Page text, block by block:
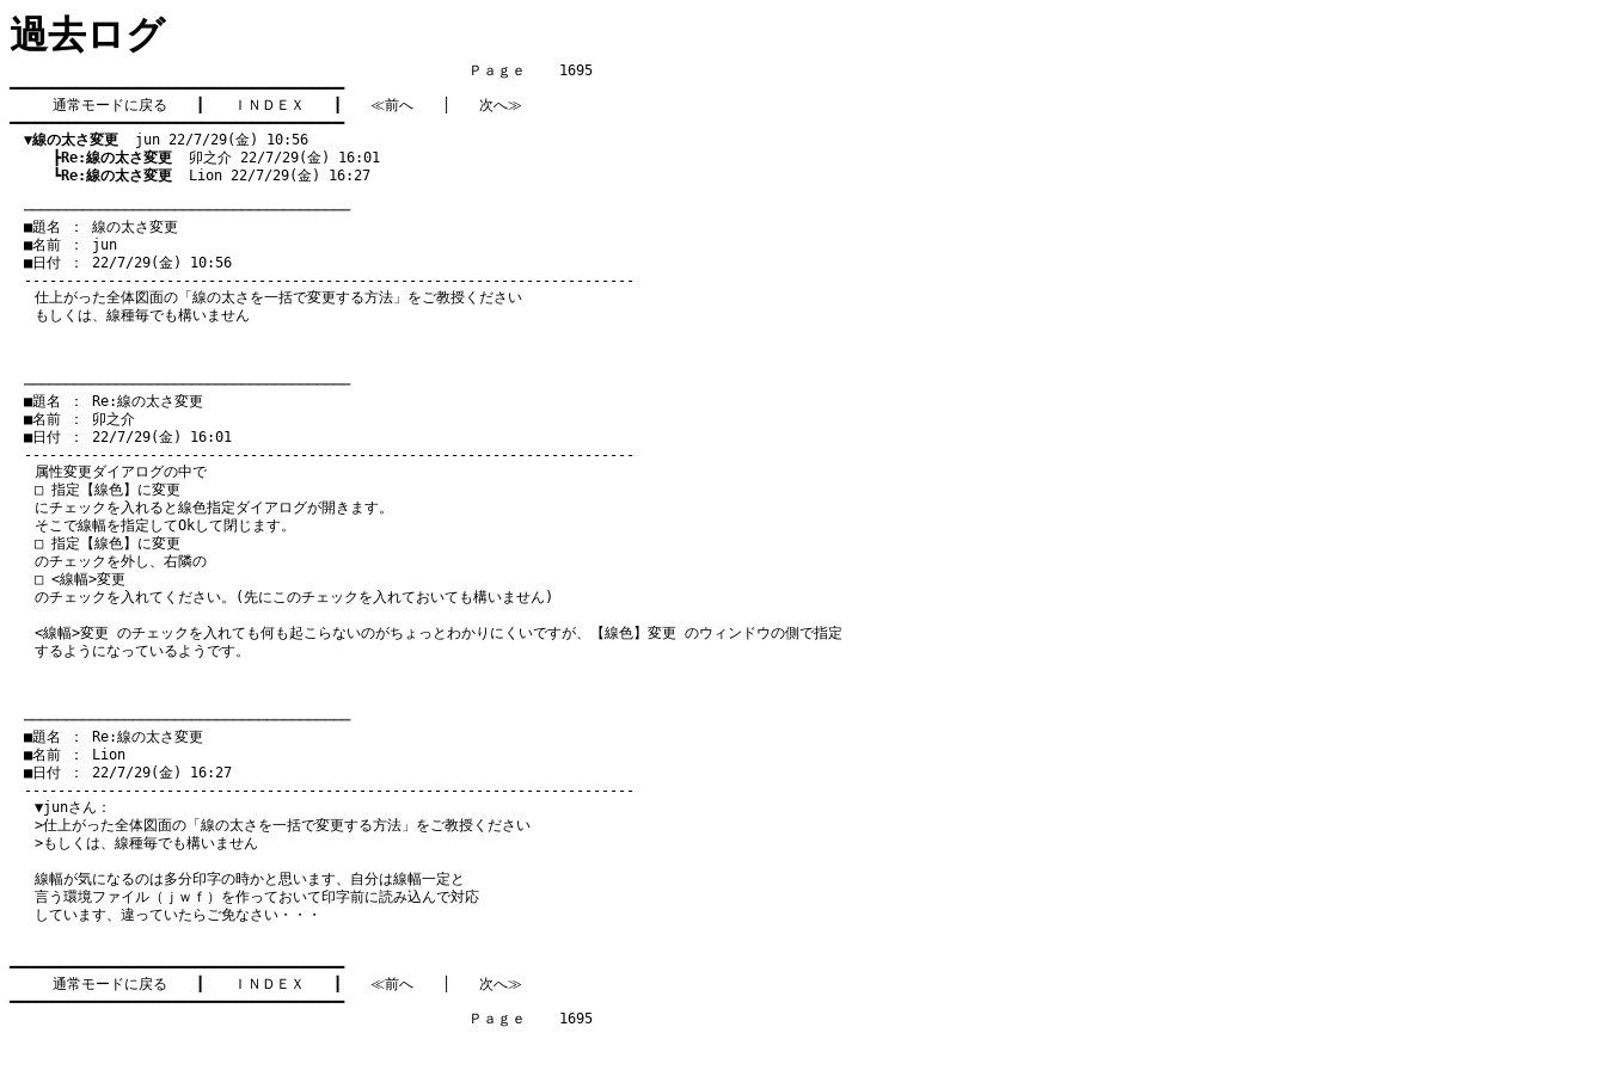
過去ログ
Ｐａｇｅ    1695
━━━━━━━━━━━━━━━━━━━━━━━━━━━━━━━━━━━━━━━━
通常モードに戻る
ＩＮＤＥＸ ≪前へ
次へ≫
━━━━━━━━━━━━━━━━━━━━━━━━━━━━━━━━━━━━━━━━
▼線の太さ変更
  jun 22/7/29(金) 10:56
┣Re:線の太さ変更
  卯之介 22/7/29(金) 16:01
┗Re:線の太さ変更
  Lion 22/7/29(金) 16:27
───────────────────────────────────────
■題名 ： 線の太さ変更
■名前 ： jun
■日付 ： 22/7/29(金) 10:56
仕上がった全体図面の「線の太さを一括で変更する方法」をご教授ください
もしくは、線種毎でも構いません
───────────────────────────────────────
■題名 ： Re:線の太さ変更
■名前 ： 卯之介
■日付 ： 22/7/29(金) 16:01
属性変更ダイアログの中で
□ 指定【線色】に変更
にチェックを入れると線色指定ダイアログが開きます。
そこで線幅を指定してOkして閉じます。
□ 指定【線色】に変更
のチェックを外し、右隣の
□ <線幅>変更
のチェックを入れてください。(先にこのチェックを入れておいても構いません)
<線幅>変更 のチェックを入れても何も起こらないのがちょっとわかりにくいですが、【線色】変更 のウィンドウの側で指定
するようになっているようです。
───────────────────────────────────────
■題名 ： Re:線の太さ変更
■名前 ： Lion
■日付 ： 22/7/29(金) 16:27
▼junさん：
>仕上がった全体図面の「線の太さを一括で変更する方法」をご教授ください
>もしくは、線種毎でも構いません
線幅が気になるのは多分印字の時かと思います、自分は線幅一定と
言う環境ファイル（ｊｗｆ）を作っておいて印字前に読み込んで対応
しています、違っていたらご免なさい・・・
━━━━━━━━━━━━━━━━━━━━━━━━━━━━━━━━━━━━━━━━
通常モードに戻る
ＩＮＤＥＸ ≪前へ
次へ≫
━━━━━━━━━━━━━━━━━━━━━━━━━━━━━━━━━━━━━━━━
Ｐａｇｅ    1695